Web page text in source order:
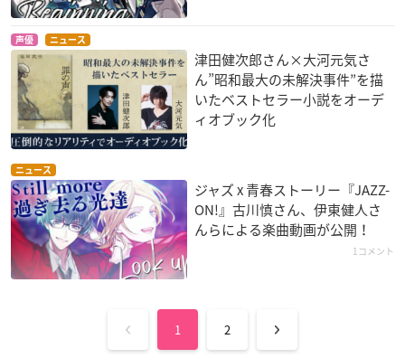
声優 ニュース
津田健次郎さん×大河元気さ
ん”昭和最大の未解決事件”を描
いたベストセラー小説をオーデ
ィオブック化
ニュース
ジャズ x 青春ストーリー『JAZZ-
ON!』古川慎さん、伊東健人さ
んらによる楽曲動画が公開！
1コメント
1 2